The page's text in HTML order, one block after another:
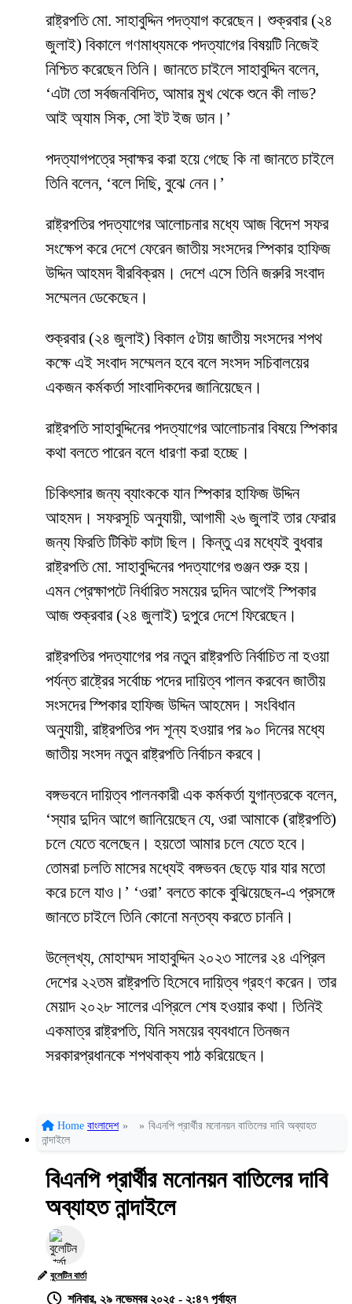
রাষ্ট্রপতি মো. সাহাবুদ্দিন পদত্যাগ করেছেন। শুক্রবার (২৪
জুলাই) বিকালে গণমাধ্যমকে পদত্যাগের বিষয়টি নিজেই
নিশ্চিত করেছেন তিনি। জানতে চাইলে সাহাবুদ্দিন বলেন,
‘এটা তো সর্বজনবিদিত, আমার মুখ থেকে শুনে কী লাভ?
আই অ্যাম সিক, সো ইট ইজ ডান।’
পদত্যাগপত্রে স্বাক্ষর করা হয়ে গেছে কি না জানতে চাইলে
তিনি বলেন, ‘বলে দিছি, বুঝে নেন।’
রাষ্ট্রপতির পদত্যাগের আলোচনার মধ্যে আজ বিদেশ সফর
সংক্ষেপ করে দেশে ফেরেন জাতীয় সংসদের স্পিকার হাফিজ
উদ্দিন আহমদ বীরবিক্রম। দেশে এসে তিনি জরুরি সংবাদ
সম্মেলন ডেকেছেন।
শুক্রবার (২৪ জুলাই) বিকাল ৫টায় জাতীয় সংসদের শপথ
কক্ষে এই সংবাদ সম্মেলন হবে বলে সংসদ সচিবালয়ের
একজন কর্মকর্তা সাংবাদিকদের জানিয়েছেন।
রাষ্ট্রপতি সাহাবুদ্দিনের পদত্যাগের আলোচনার বিষয়ে স্পিকার
কথা বলতে পারেন বলে ধারণা করা হচ্ছে।
চিকিৎসার জন্য ব্যাংককে যান স্পিকার হাফিজ উদ্দিন
আহমদ। সফরসূচি অনুযায়ী, আগামী ২৬ জুলাই তার ফেরার
জন্য ফিরতি টিকিট কাটা ছিল। কিন্তু এর মধ্যেই বুধবার
রাষ্ট্রপতি মো. সাহাবুদ্দিনের পদত্যাগের গুঞ্জন শুরু হয়।
এমন প্রেক্ষাপটে নির্ধারিত সময়ের দুদিন আগেই স্পিকার
আজ শুক্রবার (২৪ জুলাই) দুপুরে দেশে ফিরেছেন।
রাষ্ট্রপতির পদত্যাগের পর নতুন রাষ্ট্রপতি নির্বাচিত না হওয়া
পর্যন্ত রাষ্ট্রের সর্বোচ্চ পদের দায়িত্ব পালন করবেন জাতীয়
সংসদের স্পিকার হাফিজ উদ্দিন আহমেদ। সংবিধান
অনুযায়ী, রাষ্ট্রপতির পদ শূন্য হওয়ার পর ৯০ দিনের মধ্যে
জাতীয় সংসদ নতুন রাষ্ট্রপতি নির্বাচন করবে।
বঙ্গভবনে দায়িত্ব পালনকারী এক কর্মকর্তা যুগান্তরকে বলেন,
‘স্যার দুদিন আগে জানিয়েছেন যে, ওরা আমাকে (রাষ্ট্রপতি)
চলে যেতে বলেছেন। হয়তো আমার চলে যেতে হবে।
তোমরা চলতি মাসের মধ্যেই বঙ্গভবন ছেড়ে যার যার মতো
করে চলে যাও।’ ‘ওরা’ বলতে কাকে বুঝিয়েছেন-এ প্রসঙ্গে
জানতে চাইলে তিনি কোনো মন্তব্য করতে চাননি।
উল্লেখ্য, মোহাম্মদ সাহাবুদ্দিন ২০২৩ সালের ২৪ এপ্রিল
দেশের ২২তম রাষ্ট্রপতি হিসেবে দায়িত্ব গ্রহণ করেন। তার
মেয়াদ ২০২৮ সালের এপ্রিলে শেষ হওয়ার কথা। তিনিই
একমাত্র রাষ্ট্রপতি, যিনি সময়ের ব্যবধানে তিনজন
সরকারপ্রধানকে শপথবাক্য পাঠ করিয়েছেন।
Home বাংলাদেশ » » বিএনপি প্রার্থীর মনোনয়ন বাতিলের দাবি অব্যাহত
নান্দাইলে
বিএনপি প্রার্থীর মনোনয়ন বাতিলের দাবি
অব্যাহত নান্দাইলে
বুলেটিন বার্তা
শনিবার, ২৯ নভেম্বর ২০২৫ - ২:৪৭ পূর্বাহ্ন